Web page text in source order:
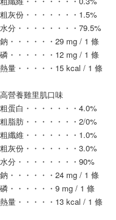
粗灰份・・・・・・・1.5%
水分・・・・・・・・79.5%
鈉・・・・・・29 mg / 1 條
磷・・・・・・12 mg / 1 條
熱量・・・・・15 kcal / 1 條
高營養雞里肌口味
粗蛋白・・・・・・・4.0%
粗脂肪・・・・・・・2/0%
粗纖維・・・・・・・1.0%
粗灰份・・・・・・・3.0%
水分・・・・・・・・90%
鈉・・・・・・24 mg / 1 條
磷・・・・・・9 mg / 1 條
熱量・・・・・13 kcal / 1 條